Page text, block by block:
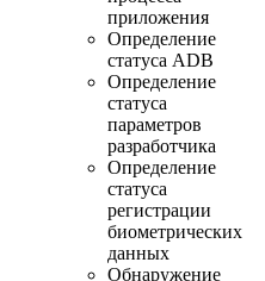
приложения
Определение
статуса ADB
Определение
статуса
параметров
разработчика
Определение
статуса
регистрации
биометрических
данных
Обнаружение